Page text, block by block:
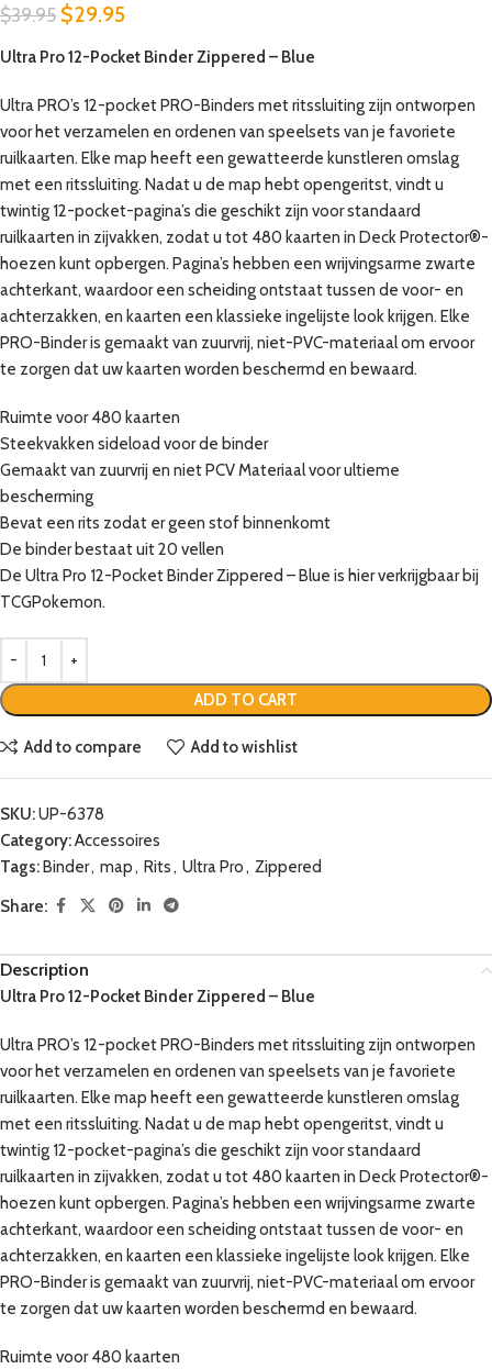
$39.95 $29.95
Ultra Pro 12-Pocket Binder Zippered – Blue
Ultra PRO’s 12-pocket PRO-Binders met ritssluiting zijn ontworpen
voor het verzamelen en ordenen van speelsets van je favoriete
ruilkaarten. Elke map heeft een gewatteerde kunstleren omslag
met een ritssluiting. Nadat u de map hebt opengeritst, vindt u
twintig 12-pocket-pagina’s die geschikt zijn voor standaard
ruilkaarten in zijvakken, zodat u tot 480 kaarten in Deck Protector®-
hoezen kunt opbergen. Pagina’s hebben een wrijvingsarme zwarte
achterkant, waardoor een scheiding ontstaat tussen de voor- en
achterzakken, en kaarten een klassieke ingelijste look krijgen. Elke
PRO-Binder is gemaakt van zuurvrij, niet-PVC-materiaal om ervoor
te zorgen dat uw kaarten worden beschermd en bewaard.
Ruimte voor 480 kaarten
Steekvakken sideload voor de binder
Gemaakt van zuurvrij en niet PCV Materiaal voor ultieme
bescherming
Bevat een rits zodat er geen stof binnenkomt
De binder bestaat uit 20 vellen
De Ultra Pro 12-Pocket Binder Zippered – Blue is hier verkrijgbaar bij
TCGPokemon.
ADD TO CART
Add to compare Add to wishlist
SKU:UP-6378
Category:Accessoires
Tags:Binder, map, Rits, Ultra Pro, Zippered
Share:
Description
Ultra Pro 12-Pocket Binder Zippered – Blue
Ultra PRO’s 12-pocket PRO-Binders met ritssluiting zijn ontworpen
voor het verzamelen en ordenen van speelsets van je favoriete
ruilkaarten. Elke map heeft een gewatteerde kunstleren omslag
met een ritssluiting. Nadat u de map hebt opengeritst, vindt u
twintig 12-pocket-pagina’s die geschikt zijn voor standaard
ruilkaarten in zijvakken, zodat u tot 480 kaarten in Deck Protector®-
hoezen kunt opbergen. Pagina’s hebben een wrijvingsarme zwarte
achterkant, waardoor een scheiding ontstaat tussen de voor- en
achterzakken, en kaarten een klassieke ingelijste look krijgen. Elke
PRO-Binder is gemaakt van zuurvrij, niet-PVC-materiaal om ervoor
te zorgen dat uw kaarten worden beschermd en bewaard.
Ruimte voor 480 kaarten